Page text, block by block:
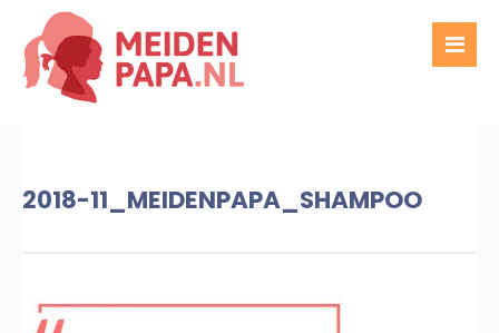
2018-11_MEIDENPAPA_SHAMPOO